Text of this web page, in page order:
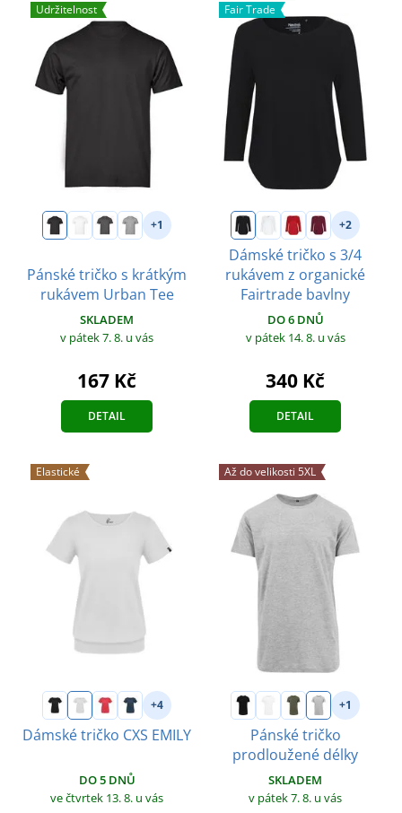
Udržitelnost
+1
Pánské tričko s krátkým
rukávem Urban Tee
SKLADEM
v pátek 7. 8. u vás
167 Kč
DETAIL
Fair Trade
+2
Dámské tričko s 3/4
rukávem z organické
Fairtrade bavlny
DO 6 DNŮ
v pátek 14. 8. u vás
340 Kč
DETAIL
Elastické
+4
Dámské tričko CXS EMILY
DO 5 DNŮ
ve čtvrtek 13. 8. u vás
Až do velikosti 5XL
+1
Pánské tričko
prodloužené délky
SKLADEM
v pátek 7. 8. u vás